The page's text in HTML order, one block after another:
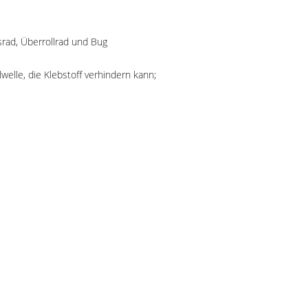
Überrollrad und Bug
die Klebstoff verhindern kann;